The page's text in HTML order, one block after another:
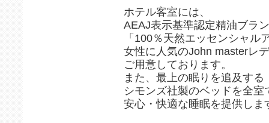
ホテル客室には、
AEAJ表示基準認定精油ブラ
「100％天然エッセンシャル
女性に人気のJohn masterレ
ご用意しております。
また、最上の眠りを追及する
シモンズ社製のベッドを全室
安心・快適な睡眠を提供しま